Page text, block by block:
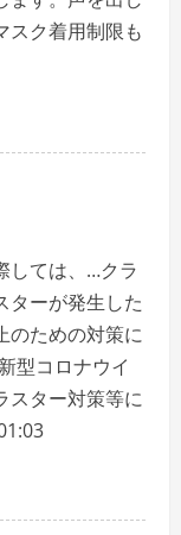
スク着用制限も
しては、…クラ
ターが発生した
のための対策に
型コロナウイ
スター対策等に